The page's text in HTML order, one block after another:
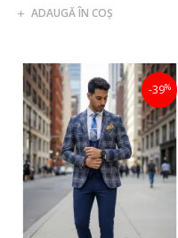
ADAUGĂ ÎN COŞ
-39%